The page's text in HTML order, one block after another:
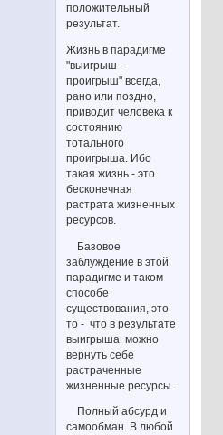
положительный
результат.
Жизнь в парадигме
"выигрыш -
проигрыш" всегда,
рано или поздно,
приводит человека к
состоянию
тотального
проигрыша. Ибо
такая жизнь - это
бесконечная
растрата жизненных
ресурсов.
Базовое
заблуждение в этой
парадигме и таком
способе
существования, это
то - что в результате
выигрыша можно
вернуть себе
растраченные
жизненные ресурсы.
Полный абсурд и
самообман. В любой